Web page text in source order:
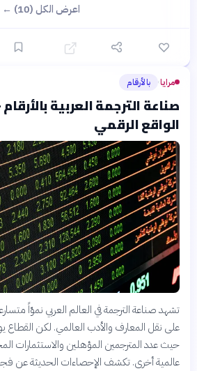
اعرض الكل (10) ←
مرايا› بالأرقام
صناعة الترجمة العربية
الواقع الرقمي
تشهد صناعة الترجمة في العالم العربي نموّاً
على نقل المعارف والأدب العالمي. لكن
حيث عدد المترجمين المؤهلين والاستثمارات
عالمية أخرى. تكشف الإحصاءات الحديثة عن